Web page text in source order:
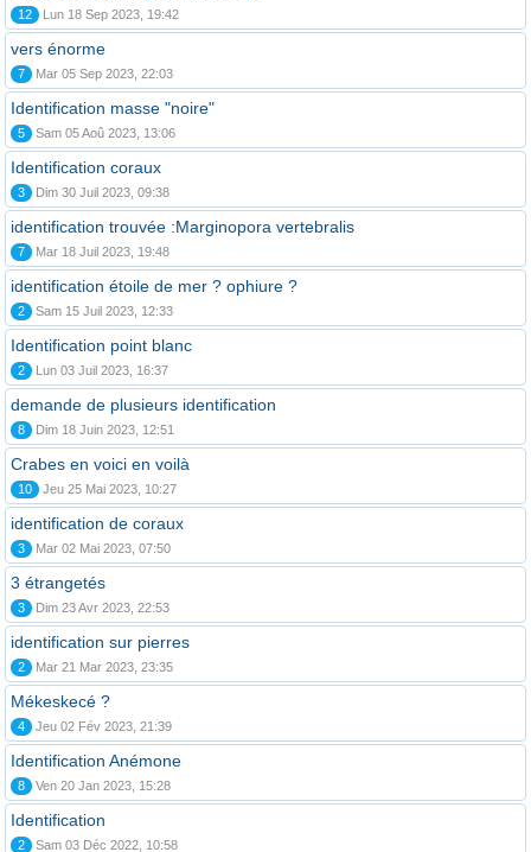
12 Lun 18 Sep 2023, 19:42
vers énorme
7 Mar 05 Sep 2023, 22:03
Identification masse "noire"
5 Sam 05 Aoû 2023, 13:06
Identification coraux
3 Dim 30 Juil 2023, 09:38
identification trouvée :Marginopora vertebralis
7 Mar 18 Juil 2023, 19:48
identification étoile de mer ? ophiure ?
2 Sam 15 Juil 2023, 12:33
Identification point blanc
2 Lun 03 Juil 2023, 16:37
demande de plusieurs identification
8 Dim 18 Juin 2023, 12:51
Crabes en voici en voilà
10 Jeu 25 Mai 2023, 10:27
identification de coraux
3 Mar 02 Mai 2023, 07:50
3 étrangetés
3 Dim 23 Avr 2023, 22:53
identification sur pierres
2 Mar 21 Mar 2023, 23:35
Mékeskecé ?
4 Jeu 02 Fév 2023, 21:39
Identification Anémone
8 Ven 20 Jan 2023, 15:28
Identification
2 Sam 03 Déc 2022, 10:58